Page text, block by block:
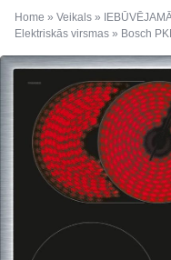
Home » Veikals »
Elektriskās virsmas » Bosch